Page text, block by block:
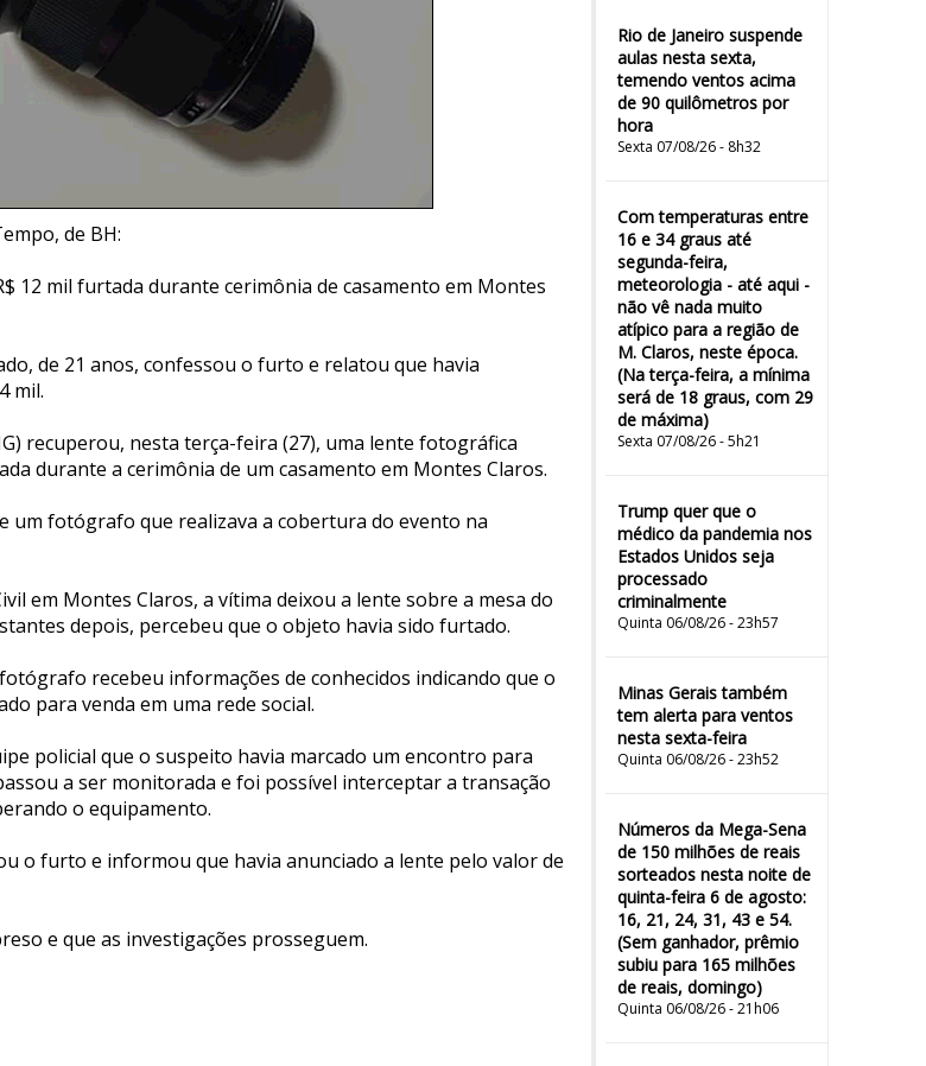
Rio de Janeiro suspende
aulas nesta sexta,
temendo ventos acima
de 90 quilômetros por
hora
Sexta 07/08/26 - 8h32
Com temperaturas entre
16 e 34 graus até
segunda-feira,
meteorologia - até aqui -
não vê nada muito
atípico para a região de
M. Claros, neste época.
(Na terça-feira, a mínima
será de 18 graus, com 29
de máxima)
Sexta 07/08/26 - 5h21
Trump quer que o
médico da pandemia nos
Estados Unidos seja
processado
criminalmente
Quinta 06/08/26 - 23h57
Minas Gerais também
tem alerta para ventos
nesta sexta-feira
Quinta 06/08/26 - 23h52
Números da Mega-Sena
de 150 milhões de reais
sorteados nesta noite de
quinta-feira 6 de agosto:
16, 21, 24, 31, 43 e 54.
(Sem ganhador, prêmio
subiu para 165 milhões
de reais, domingo)
Quinta 06/08/26 - 21h06
de BH:
12 mil furtada durante cerimônia de casamento em Montes
de 21 anos, confessou o furto e relatou que havia
mil.
recuperou, nesta terça-feira (27), uma lente fotográfica
durante a cerimônia de um casamento em Montes Claros.
um fotógrafo que realizava a cobertura do evento na
em Montes Claros, a vítima deixou a lente sobre a mesa do
depois, percebeu que o objeto havia sido furtado.
recebeu informações de conhecidos indicando que o
para venda em uma rede social.
policial que o suspeito havia marcado um encontro para
a ser monitorada e foi possível interceptar a transação
o equipamento.
o furto e informou que havia anunciado a lente pelo valor de
e que as investigações prosseguem.